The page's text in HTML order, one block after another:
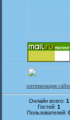
оптимизация сайта
Онлайн всего: 1
Гостей: 1
Пользователей: